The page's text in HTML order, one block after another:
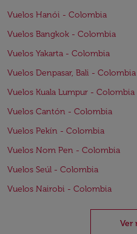
Vuelos Hanói - Colombia
Vuelos Bangkok - Colombia
Vuelos Yakarta - Colombia
Vuelos Denpasar, Bali - Colombia
Vuelos Kuala Lumpur - Colombia
Vuelos Cantón - Colombia
Vuelos Pekín - Colombia
Vuelos Nom Pen - Colombia
Vuelos Seúl - Colombia
Vuelos Nairobi - Colombia
Ver